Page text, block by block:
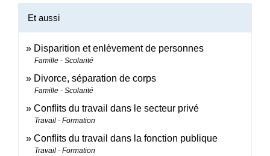
Et aussi
Disparition et enlèvement de personnes
Famille - Scolarité
Divorce, séparation de corps
Famille - Scolarité
Conflits du travail dans le secteur privé
Travail - Formation
Conflits du travail dans la fonction publique
Travail - Formation